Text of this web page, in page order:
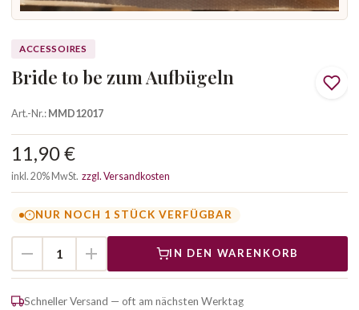
ACCESSOIRES
Bride to be zum Aufbügeln
Art.-Nr.:MMD12017
11,90 €
inkl. 20% MwSt. zzgl. Versandkosten
NUR NOCH 1 STÜCK VERFÜGBAR
IN DEN WARENKORB
Schneller Versand — oft am nächsten Werktag